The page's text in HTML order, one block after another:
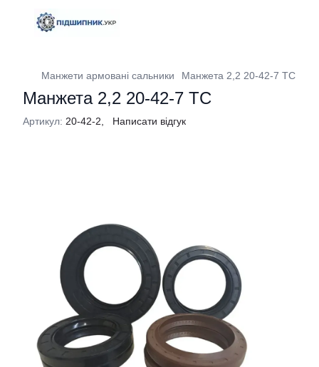
Манжети армовані сальники Манжета 2,2 20-42-7 TC
Манжета 2,2 20-42-7 TC
Артикул: 20-42-2, Написати відгук